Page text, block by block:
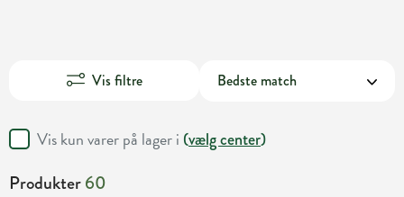
Vis filtre
Vis kun varer på lager i (vælg center)
Produkter60